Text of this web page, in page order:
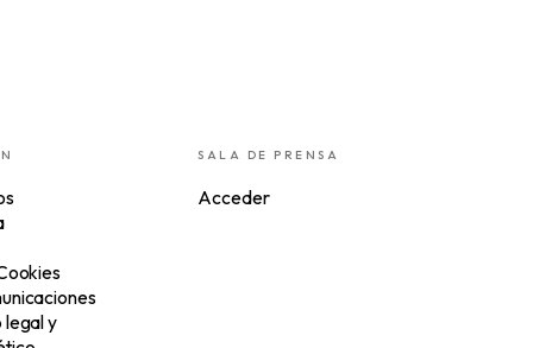
legal y
SALA DE PRENSA
Acceder